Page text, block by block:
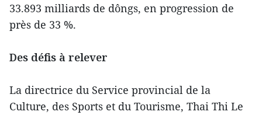
33.893 milliards de dôngs, en progression de
près de 33 %.
Des défis à relever
La directrice du Service provincial de la
Culture, des Sports et du Tourisme, Thai Thi Le